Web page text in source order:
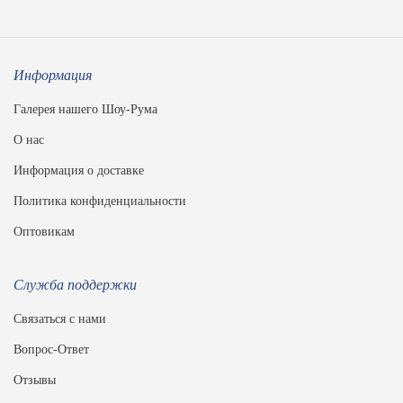
Информация
Галерея нашего Шоу-Рума
О нас
Информация о доставке
Политика конфиденциальности
Оптовикам
Служба поддержки
Связаться с нами
Вопрос-Ответ
Отзывы